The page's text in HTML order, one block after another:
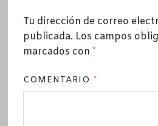
Tu dirección de correo
publicada. Los campos
marcados con *
COMENTARIO *